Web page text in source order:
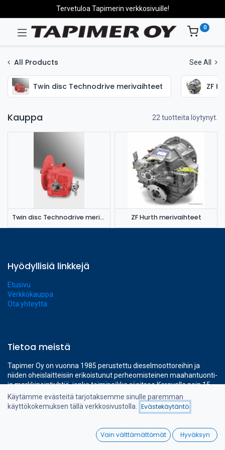
Viimeksi saapuneet
Wishlist
Tervetuloa Tapimerin verkkosivuille!
0
All Products See All
Twin disc Technodrive merivaihteet ZF
Kauppa 22 tuotteita löytynyt.
Twin disc Technodrive merivaihteet ZF Hurth merivaihteet
Hyödyllisiä linkkejä
Etusivu
Verkkokauppa
Ota yhteyttä
Tietoa meistä
Tapimer Oy on vuonna 1985 perustettu dieselmoottoreihin ja
niiden oheislaitteisiin erikoistunut perheomisteinen maahantuonti-
ja markkinointiyhtiö, jonka toimipaikka sijaitsee Keravalla noin 15
minuutin ajomatkan etäisyydellä Helsinki-Vantaan lentokentältä.
Yhtiön omat ajanmukaiset 1400 m² toimitilat kattavat kaikki
tarvittavat toiminnot ammattimaiseen dieselmoottorimyynnin
Käytämme evästeitä tarjotaksemme sinulle paremman
käyttökokemuksen tällä verkkosivustolla.
Evästekäytäntö
Vain välttämättömät Hyväksyn